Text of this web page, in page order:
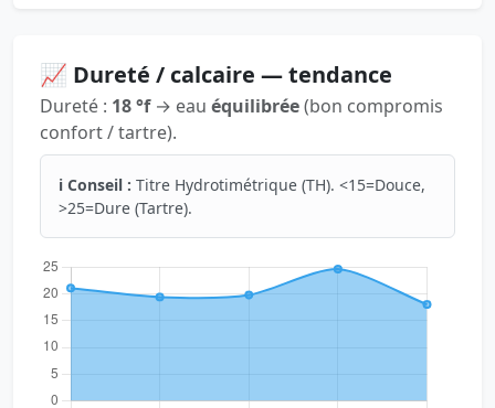
📈 Dureté / calcaire — tendance
Dureté : 18 °f→ eau équilibrée(bon compromis
confort / tartre).
ℹ️ Conseil : Titre Hydrotimétrique (TH). <15=Douce,
>25=Dure (Tartre).